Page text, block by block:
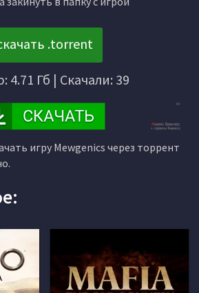
.torrent
4.71 Гб | Скачали: 39
игру Mewgenics через торрент